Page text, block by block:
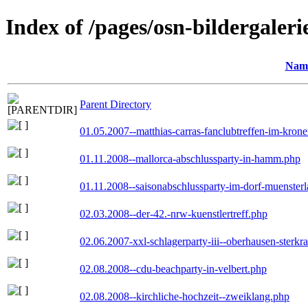
Index of /pages/osn-
Parent Directory
01.05.2007--matthias-carras-fanclubtreffen-im-
01.11.2008--mallorca-abschlussparty-in-hamm.php
01.11.2008--saisonabschlussparty-im-dorf-
02.03.2008--der-42.-nrw-kuenstlertreff.php
02.06.2007-xxl-schlagerparty-iii--oberhausen-
02.08.2008--cdu-beachparty-in-velbert.php
02.08.2008--kirchliche-hochzeit--zweiklang.php